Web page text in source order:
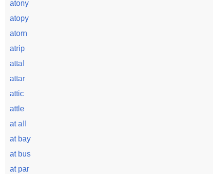
atony
atopy
atorn
atrip
attal
attar
attic
attle
at all
at bay
at bus
at par